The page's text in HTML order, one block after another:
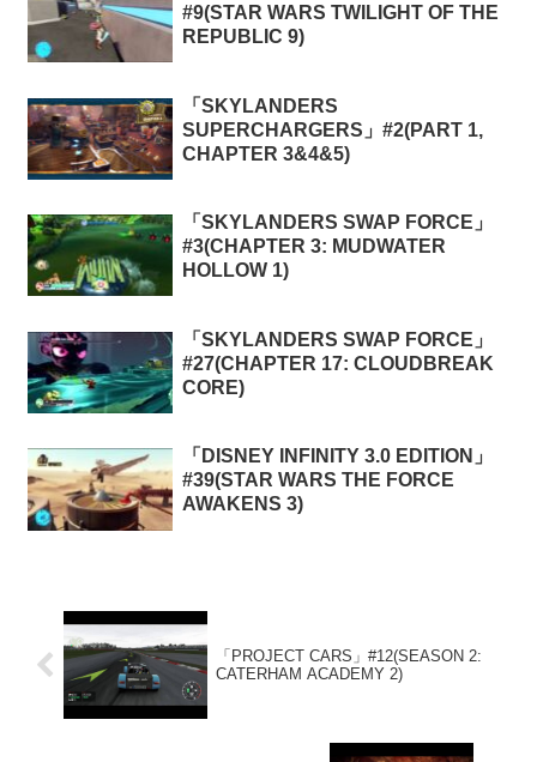
#9(STAR WARS TWILIGHT OF THE
REPUBLIC 9)
「SKYLANDERS
SUPERCHARGERS」#2(PART 1,
CHAPTER 3&4&5)
「SKYLANDERS SWAP FORCE」
#3(CHAPTER 3: MUDWATER
HOLLOW 1)
「SKYLANDERS SWAP FORCE」
#27(CHAPTER 17: CLOUDBREAK
CORE)
「DISNEY INFINITY 3.0 EDITION」
#39(STAR WARS THE FORCE
AWAKENS 3)
「PROJECT CARS」#12(SEASON 2:
CATERHAM ACADEMY 2)